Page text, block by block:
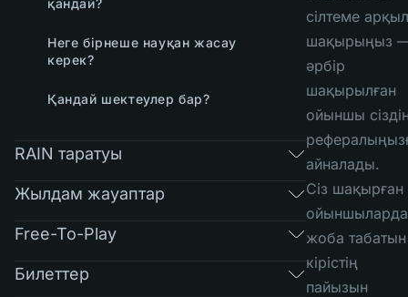
қандай?
Неге бірнеше науқан жасау
керек?
Қандай шектеулер бар?
RAIN таратуы
Жылдам жауаптар
Free-To-Play
Билеттер
сілтеме
шақырыңыз
әрбір
шақырылған
ойыншы
айналады.
Сіз шақырған
жоба табатын
кірістің
пайызын